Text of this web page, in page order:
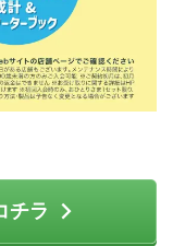
チラ